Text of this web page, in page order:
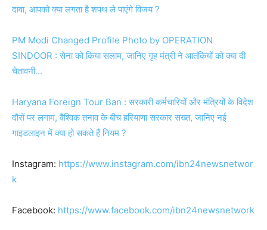
दावा, आपको क्या लगता है शपथ ले पाएंगे विजय ?
PM Modi Changed Profile Photo by OPERATION
SINDOOR : सेना को किया सलाम, जानिए गृह मंत्री ने आतंकियों को क्या दी
चेतावनी…
Haryana Foreign Tour Ban : सरकारी कर्मचारियों और मंत्रियों के विदेश
दौरों पर लगाम, वैश्विक तनाव के बीच हरियाणा सरकार सख्त, जानिए नई
गाइडलाइन में क्या हो सकते हैं नियम ?
Instagram: https://www.instagram.com/ibn24newsnetwor
k
Facebook: https://www.facebook.com/ibn24newsnetwork